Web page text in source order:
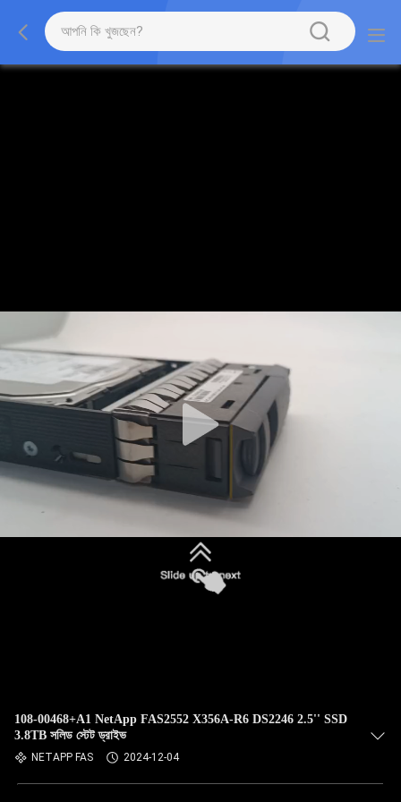
108-00468+A1 NetApp FAS2552 X356A-R6 DS2246 2.5'' SSD
3.8TB সলিড স্টেট ড্রাইভ
NETAPP FAS 2024-12-04